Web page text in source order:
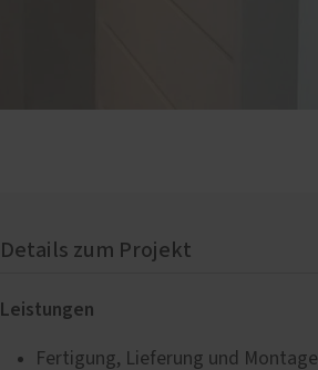
Details zum Projekt
Leistungen
Fertigung, Lieferung und Montage